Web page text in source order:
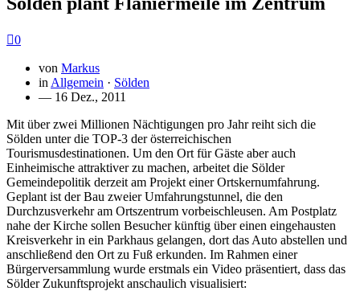
0
von Markus
in Allgemein · Sölden
— 16 Dez., 2011
Mit über zwei Millionen Nächtigungen pro Jahr reiht sich die
Sölden unter die TOP-3 der österreichischen
Tourismusdestinationen. Um den Ort für Gäste aber auch
Einheimische attraktiver zu machen, arbeitet die Sölder
Gemeindepolitik derzeit am Projekt einer Ortskernumfahrung.
Geplant ist der Bau zweier Umfahrungstunnel, die den
Durchzusverkehr am Ortszentrum vorbeischleusen. Am Postplatz
nahe der Kirche sollen Besucher künftig über einen eingehausten
Kreisverkehr in ein Parkhaus gelangen, dort das Auto abstellen und
anschließend den Ort zu Fuß erkunden. Im Rahmen einer
Bürgerversammlung wurde erstmals ein Video präsentiert, dass das
Sölder Zukunftsprojekt anschaulich visualisiert: